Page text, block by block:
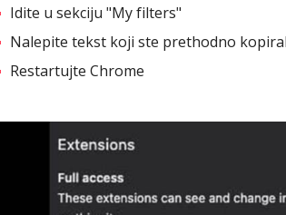
Idite u sekciju "My filters"
Nalepite tekst koji ste prethodno
Restartujte Chrome